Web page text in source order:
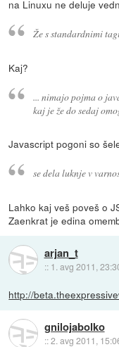
na Linuxu ne deluje
Že s standardnimi
Kaj?
... nimajo pojma o
kaj je že do sedaj
Javascript pogoni so
se dela luknje v
Lahko kaj veš poveš o
Zaenkrat je edina
arjan_t
:: 1. avg 2011,
http://
gnilojabolko
::2. avg 2011,